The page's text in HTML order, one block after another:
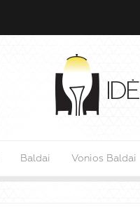
Baldai Vonios Baldai